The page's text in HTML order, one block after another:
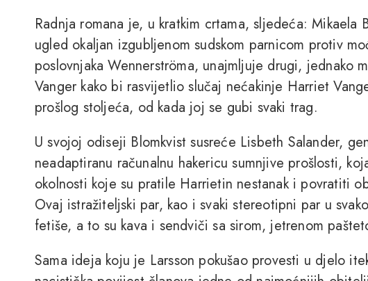
Radnja romana je, u kratkim crtama, sljedeća: Mikaela
ugled okaljan izgubljenom sudskom parnicom protiv
poslovnjaka Wennerströma, unajmljuje drugi, jednako
Vanger kako bi rasvijetlio slučaj nećakinje Harriet
prošlog stoljeća, od kada joj se gubi svaki trag.
U svojoj odiseji Blomkvist susreće Lisbeth Salander,
neadaptiranu računalnu hakericu sumnjive prošlosti,
okolnosti koje su pratile Harrietin nestanak i povratiti
Ovaj istražiteljski par, kao i svaki stereotipni par u
fetiše, a to su kava i sendviči sa sirom, jetrenom
Sama ideja koju je Larsson pokušao provesti u djelo